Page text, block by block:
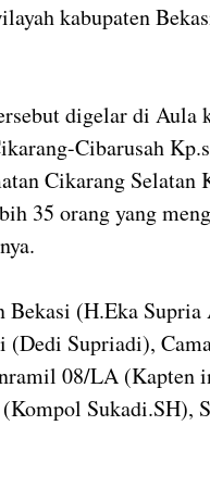
kabupaten
digelar di Aula
Cibarusah
Cikarang Selatan
35 orang yang
Bekasi (H.Eka
(Dedi Supriadi),
08/LA (Kapten
Sukadi.SH),